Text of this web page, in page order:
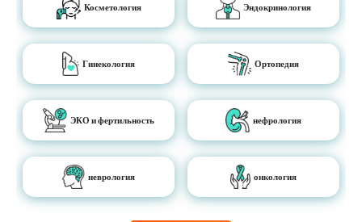
Косметология Эндокринология
Гинекология Ортопедия
ЭКО и фертильность нефрология
неврология онкология